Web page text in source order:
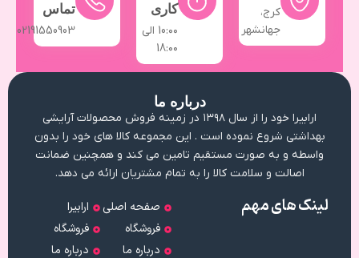
کرج،
جهانشهر
کاری
10:۰۰ الی
18:۰۰
تماس
02191550903
لینک های مهم
صفحه اصلی
فروشگاه
درباره ما
ارابیرا
فروشگاه
درباره ما
درباره ما
ارابیرا خود را از سال ۱۳۹۸ در زمینه فروش محصولات آرایشی
بهداشتی شروع نموده است . این مجموعه کالا های خود را بدون
واسطه و به صورت مستقیم تامین می کند و همچنین ضمانت
اصالت و سلامت کالا را به تمام مشتریان ارائه می دهد.